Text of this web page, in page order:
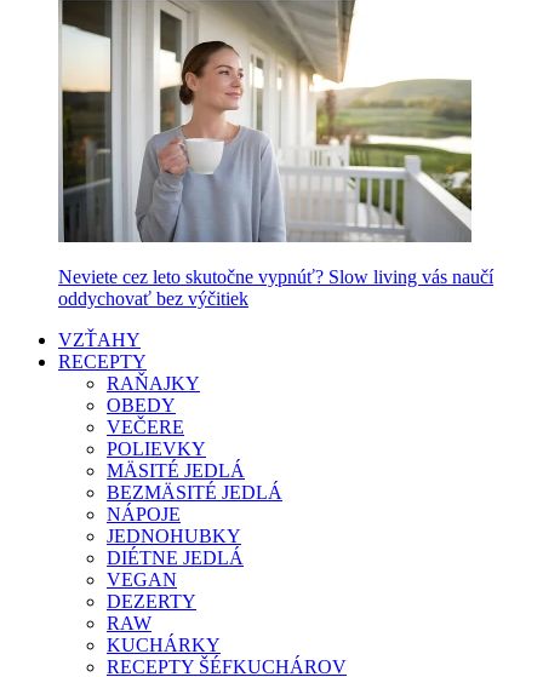
Neviete cez leto skutočne vypnúť? Slow living vás naučí
oddychovať bez výčitiek
VZŤAHY
RECEPTY
RAŇAJKY
OBEDY
VEČERE
POLIEVKY
MÄSITÉ JEDLÁ
BEZMÄSITÉ JEDLÁ
NÁPOJE
JEDNOHUBKY
DIÉTNE JEDLÁ
VEGAN
DEZERTY
RAW
KUCHÁRKY
RECEPTY ŠÉFKUCHÁROV